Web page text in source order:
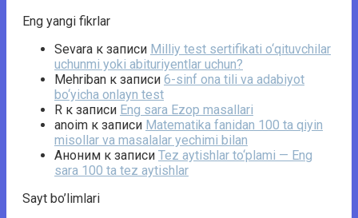
Eng yangi fikrlar
Sevara к записи Milliy test sertifikati o‘qituvchilar
uchunmi yoki abituriyentlar uchun?
Mehriban к записи 6-sinf ona tili va adabiyot
bo‘yicha onlayn test
R к записи Eng sara Ezop masallari
anoim к записи Matematika fanidan 100 ta qiyin
misollar va masalalar yechimi bilan
Аноним к записи Tez aytishlar to‘plami — Eng
sara 100 ta tez aytishlar
Sayt bo’limlari